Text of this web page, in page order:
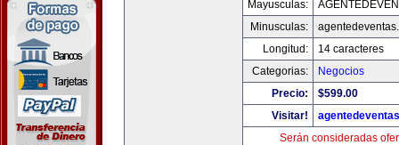
Mayusculas:
Minusculas:
Longitud:
14 caracteres
Categorias:
Negocios
Precio:
$599.00
Visitar!
Serán consideradas